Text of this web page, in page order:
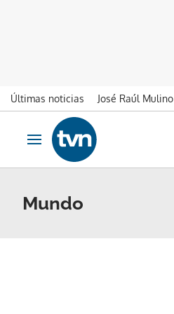
Últimas noticias José Raúl Mulino
Ir al contenido
Obrir navegació
Mundo